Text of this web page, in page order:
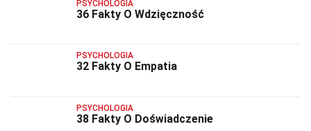
PSYCHOLOGIA
36 Fakty O Wdzięczność
PSYCHOLOGIA
32 Fakty O Empatia
PSYCHOLOGIA
38 Fakty O Doświadczenie